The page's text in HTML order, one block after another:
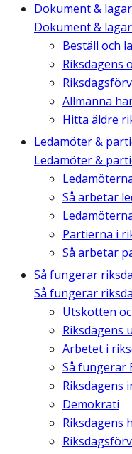
Dokument & lagar
Dokument & lagar
Beställ och
Riksdagens
Allmänna
Hitta äldre
Ledamöter &
Ledamöter &
Så arbetar
Partierna i
Så arbetar
Så fungerar
Så fungerar
Utskotten
Riksdagens
Arbetet i
Så fungerar
Riksdagens
Demokrati
Riksdagens